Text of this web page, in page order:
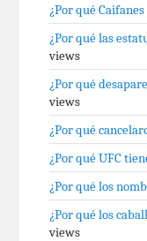
¿Por qué Caifanes
¿Por qué las
views
¿Por qué
views
¿Por qué
¿Por qué UFC
¿Por qué los
¿Por qué los
views